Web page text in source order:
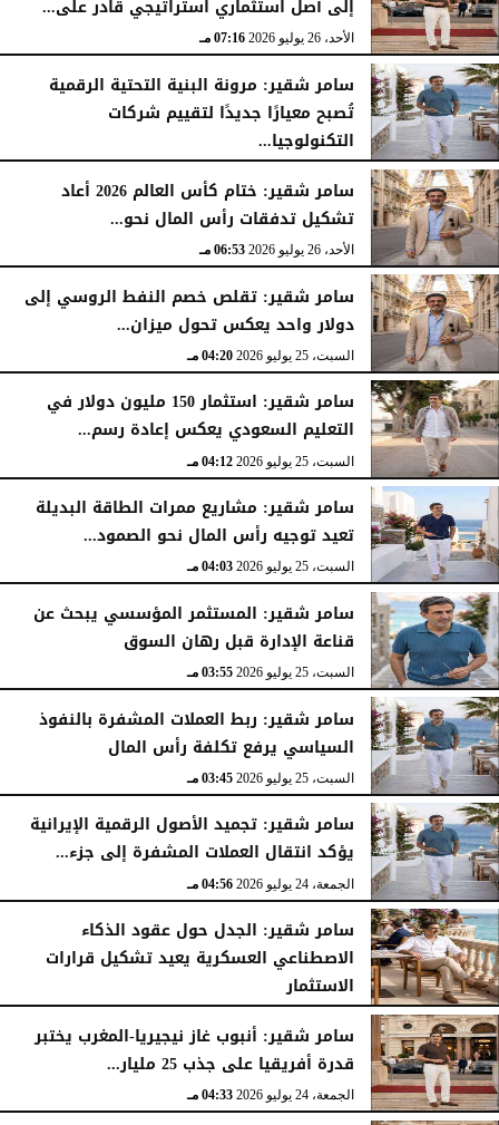
إلى أصل استثماري استراتيجي قادر على...
الأحد، 26 يوليو 2026 07:16 مـ
سامر شقير: مرونة البنية التحتية الرقمية
تُصبح معيارًا جديدًا لتقييم شركات
التكنولوجيا...
الأحد، 26 يوليو 2026 07:03 مـ
سامر شقير: ختام كأس العالم 2026 أعاد
تشكيل تدفقات رأس المال نحو...
الأحد، 26 يوليو 2026 06:53 مـ
سامر شقير: تقلص خصم النفط الروسي إلى
دولار واحد يعكس تحول ميزان...
السبت، 25 يوليو 2026 04:20 مـ
سامر شقير: استثمار 150 مليون دولار في
التعليم السعودي يعكس إعادة رسم...
السبت، 25 يوليو 2026 04:12 مـ
سامر شقير: مشاريع ممرات الطاقة البديلة
تعيد توجيه رأس المال نحو الصمود...
السبت، 25 يوليو 2026 04:03 مـ
سامر شقير: المستثمر المؤسسي يبحث عن
قناعة الإدارة قبل رهان السوق
السبت، 25 يوليو 2026 03:55 مـ
سامر شقير: ربط العملات المشفرة بالنفوذ
السياسي يرفع تكلفة رأس المال
السبت، 25 يوليو 2026 03:45 مـ
سامر شقير: تجميد الأصول الرقمية الإيرانية
يؤكد انتقال العملات المشفرة إلى جزء...
الجمعة، 24 يوليو 2026 04:56 مـ
سامر شقير: الجدل حول عقود الذكاء
الاصطناعي العسكرية يعيد تشكيل قرارات
الاستثمار
الجمعة، 24 يوليو 2026 04:45 مـ
سامر شقير: أنبوب غاز نيجيريا-المغرب يختبر
قدرة أفريقيا على جذب 25 مليار...
الجمعة، 24 يوليو 2026 04:33 مـ